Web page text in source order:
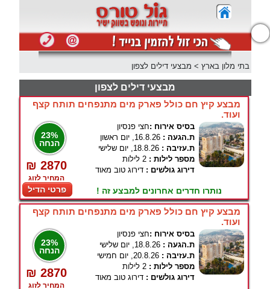
בתי מלון בארץ > מבצעי דילים לצפון
מבצעי דילים לצפון
מבצע קיץ חם כולל פארק מים מתנפחים תותח קצף
ועוד.
23%
הנחה
₪ 2870
המחיר לזוג
פרטי הדיל
בסיס אירוח :חצי פנסיון
ת.הגעה : 16.8.26, יום ראשון
ת.עזיבה : 18.8.26, יום שלישי
מספר לילות : 2 לילות
דירוג גולשים : דירוג טוב מאוד
נותרו חדרים אחרונים למבצע זה !
מבצע קיץ חם כולל פארק מים מתנפחים תותח קצף
ועוד.
23%
הנחה
₪ 2870
המחיר לזוג
בסיס אירוח :חצי פנסיון
ת.הגעה : 18.8.26, יום שלישי
ת.עזיבה : 20.8.26, יום חמישי
מספר לילות : 2 לילות
דירוג גולשים : דירוג טוב מאוד
נגישות